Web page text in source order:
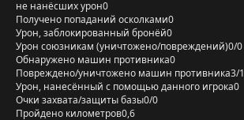
не нанёсших урон0
Получено попаданий осколками0
Урон, заблокированный бронёй0
Урон союзникам (уничтожено/повреждений)0/0
Обнаружено машин противника0
Повреждено/уничтожено машин противника3/1
Урон, нанесённый с помощью данного игрока0
Очки захвата/защиты базы0/0
Пройдено километров0,6